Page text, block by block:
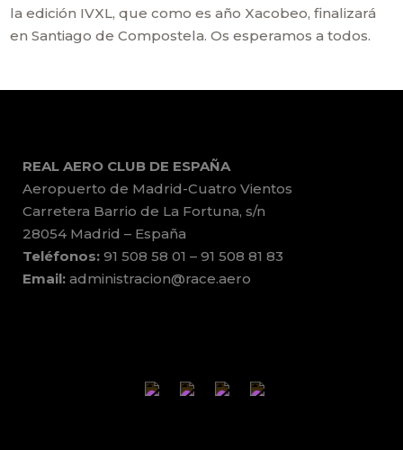
la edición IVXL, que como es año Xacobeo, finalizará
en Santiago de Compostela. Os esperamos a todos.
REAL AERO CLUB DE ESPAÑA
Aeropuerto de Madrid-Cuatro Vientos
Carretera Barrio de La Fortuna, s/n
28054 Madrid – España
Teléfonos: 91 508 58 01 – 91 508 81 83
Email: administracion@race.aero